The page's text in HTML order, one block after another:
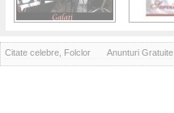
Citate celebre, Folclor Anunturi Gratuite